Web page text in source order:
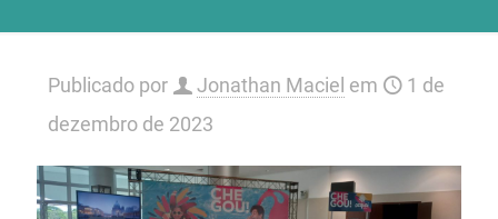
Publicado por Jonathan Maciel em
1 de
dezembro de 2023